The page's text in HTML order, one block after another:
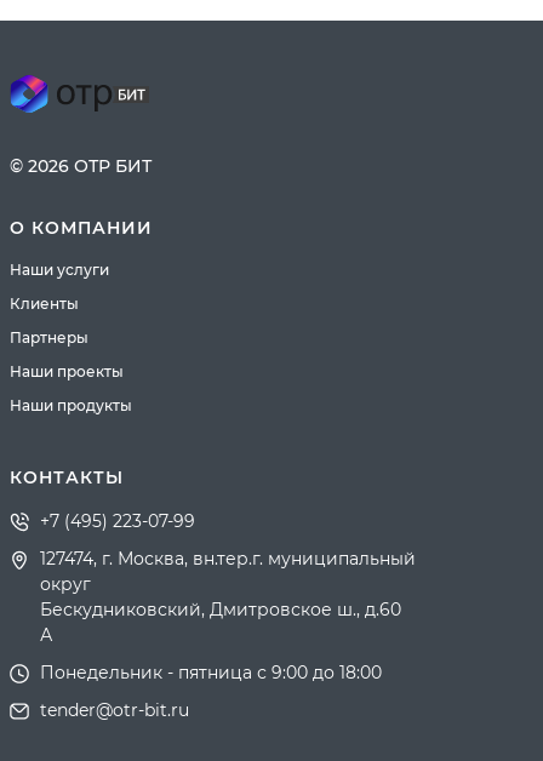
© 2026 ОТР БИТ
О КОМПАНИИ
Наши услуги
Клиенты
Партнеры
Наши проекты
Наши продукты
КОНТАКТЫ
+7 (495) 223-07-99
127474, г. Москва, вн.тер.г. муниципальный
округ
Бескудниковский, Дмитровское ш., д.60
А
Понедельник - пятница с 9:00 до 18:00
tender@otr-bit.ru